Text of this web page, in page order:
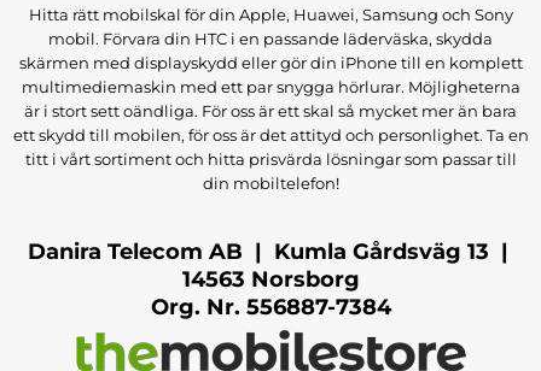
Hitta rätt mobilskal för din Apple, Huawei, Samsung och Sony
mobil. Förvara din HTC i en passande läderväska, skydda
skärmen med displayskydd eller gör din iPhone till en komplett
multimediemaskin med ett par snygga hörlurar. Möjligheterna
är i stort sett oändliga. För oss är ett skal så mycket mer än bara
ett skydd till mobilen, för oss är det attityd och personlighet. Ta en
titt i vårt sortiment och hitta prisvärda lösningar som passar till
din mobiltelefon!
Danira Telecom AB | Kumla Gårdsväg 13 |
14563 Norsborg
Org. Nr. 556887-7384